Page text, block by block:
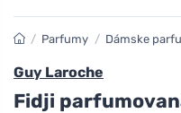
/ Parfumy / Dámske
Guy Laroche
Fidji